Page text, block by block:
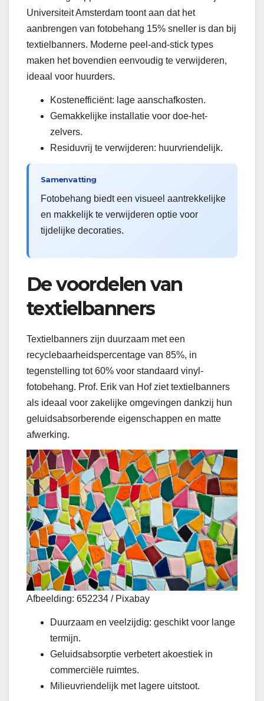
Universiteit Amsterdam toont aan dat het
aanbrengen van fotobehang 15% sneller is dan bij
textielbanners. Moderne peel-and-stick types
maken het bovendien eenvoudig te verwijderen,
ideaal voor huurders.
Kostenefficiënt: lage aanschafkosten.
Gemakkelijke installatie voor doe-het-
zelvers.
Residuvrij te verwijderen: huurvriendelijk.
Samenvatting
Fotobehang biedt een visueel aantrekkelijke
en makkelijk te verwijderen optie voor
tijdelijke decoraties.
De voordelen van
textielbanners
Textielbanners zijn duurzaam met een
recyclebaarheidspercentage van 85%, in
tegenstelling tot 60% voor standaard vinyl-
fotobehang. Prof. Erik van Hof ziet textielbanners
als ideaal voor zakelijke omgevingen dankzij hun
geluidsabsorberende eigenschappen en matte
afwerking.
Afbeelding: 652234 / Pixabay
Duurzaam en veelzijdig: geschikt voor lange
termijn.
Geluidsabsorptie verbetert akoestiek in
commerciële ruimtes.
Milieuvriendelijk met lagere uitstoot.